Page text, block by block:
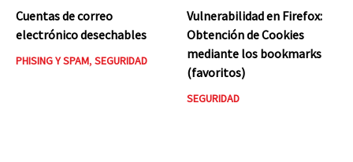
Cuentas de correo
electrónico desechables
PHISING Y SPAM, SEGURIDAD
Vulnerabilidad en Firefox:
Obtención de Cookies
mediante los bookmarks
(favoritos)
SEGURIDAD